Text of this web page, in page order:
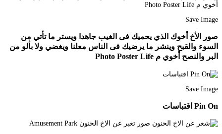
Save Image
صور الأخ أخوك الذي يحميك فى الغيب جاهدا ويستر ما تأتي من
السوء والقبح وينشر ما يرضيك فى الناس معلنا ويغضي ولا بألو من
البر والنصح أخوي م Photo Poster Life
Save Image
Pin On اقتباسات